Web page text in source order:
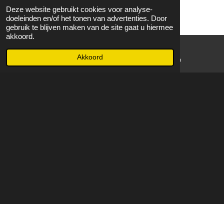
Deze website gebruikt cookies voor analyse-
doeleinden en/of het tonen van advertenties. Door
gebruik te blijven maken van de site gaat u hiermee
akkoord.
Akkoord WhatsApp